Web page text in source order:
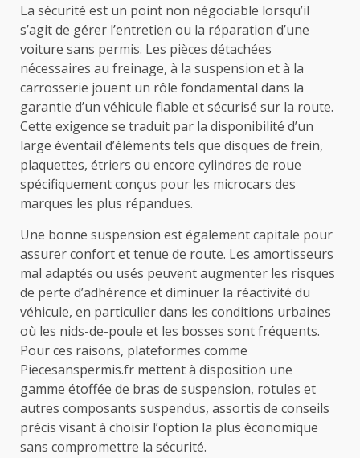
La sécurité est un point non négociable lorsqu’il
s’agit de gérer l’entretien ou la réparation d’une
voiture sans permis. Les pièces détachées
nécessaires au freinage, à la suspension et à la
carrosserie jouent un rôle fondamental dans la
garantie d’un véhicule fiable et sécurisé sur la route.
Cette exigence se traduit par la disponibilité d’un
large éventail d’éléments tels que disques de frein,
plaquettes, étriers ou encore cylindres de roue
spécifiquement conçus pour les microcars des
marques les plus répandues.
Une bonne suspension est également capitale pour
assurer confort et tenue de route. Les amortisseurs
mal adaptés ou usés peuvent augmenter les risques
de perte d’adhérence et diminuer la réactivité du
véhicule, en particulier dans les conditions urbaines
où les nids-de-poule et les bosses sont fréquents.
Pour ces raisons, plateformes comme
Piecesanspermis.fr mettent à disposition une
gamme étoffée de bras de suspension, rotules et
autres composants suspendus, assortis de conseils
précis visant à choisir l’option la plus économique
sans compromettre la sécurité.